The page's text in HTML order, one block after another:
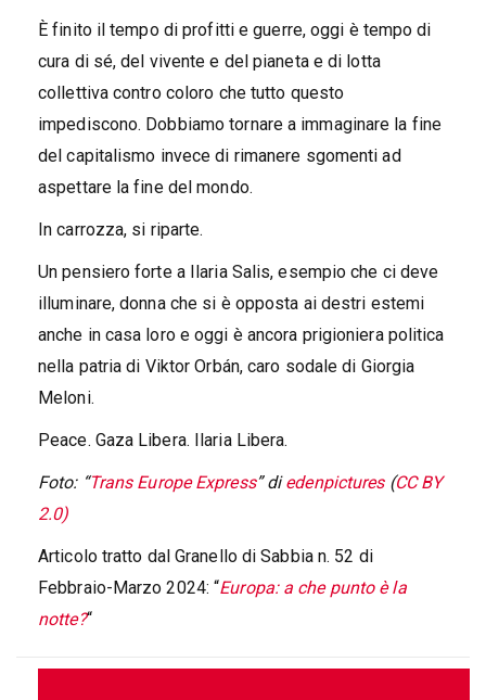
È finito il tempo di profitti e guerre, oggi è tempo di
cura di sé, del vivente e del pianeta e di lotta
collettiva contro coloro che tutto questo
impediscono. Dobbiamo tornare a immaginare la fine
del capitalismo invece di rimanere sgomenti ad
aspettare la fine del mondo.
In carrozza, si riparte.
Un pensiero forte a Ilaria Salis, esempio che ci deve
illuminare, donna che si è opposta ai destri estemi
anche in casa loro e oggi è ancora prigioniera politica
nella patria di Viktor Orbán, caro sodale di Giorgia
Meloni.
Peace. Gaza Libera. Ilaria Libera.
Foto: “Trans Europe Express” diedenpictures(CC BY
2.0)
Articolo tratto dal Granello di Sabbia n. 52 di
Febbraio-Marzo 2024: “Europa: a che punto è la
notte?“